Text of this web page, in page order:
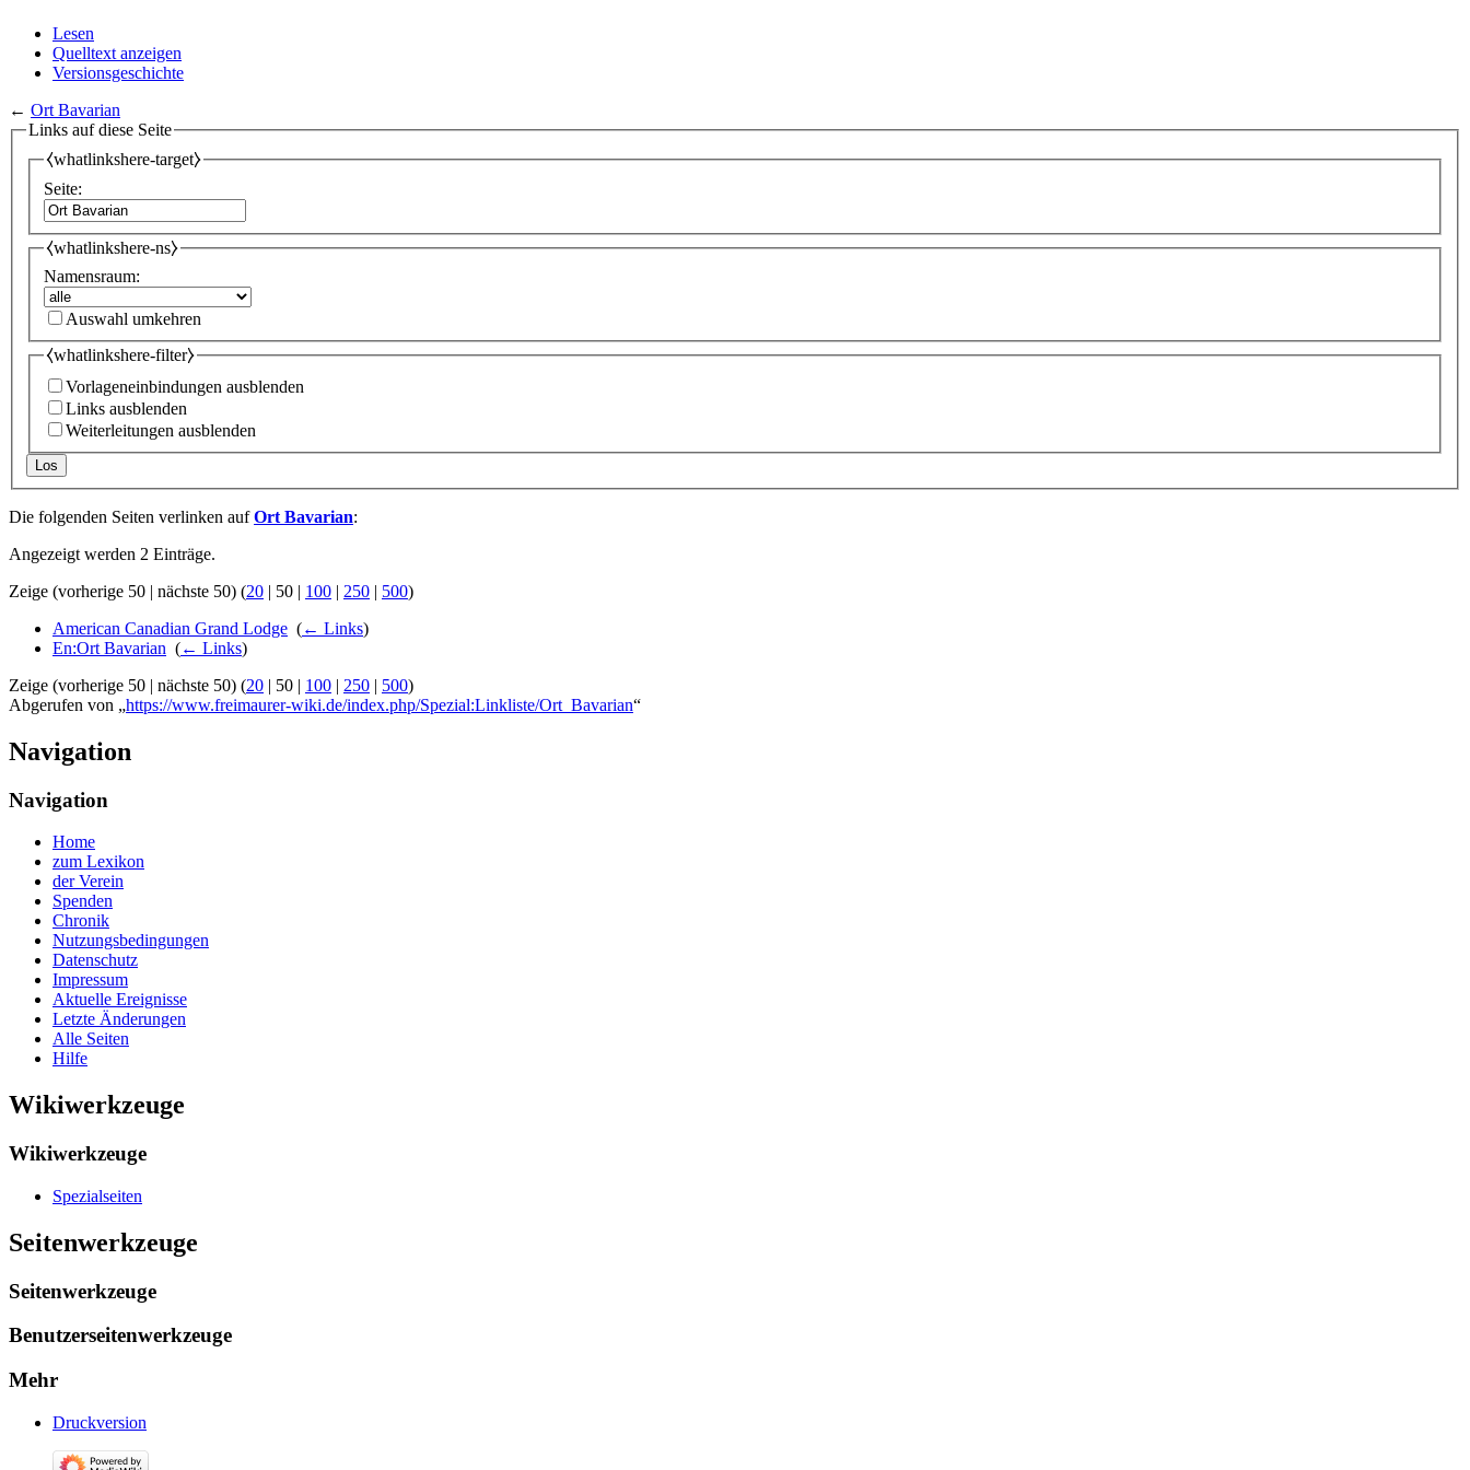
Lesen
Quelltext anzeigen
Versionsgeschichte
← Ort Bavarian
Links auf diese Seite
⧼whatlinkshere-target⧽
Seite:
⧼whatlinkshere-ns⧽
Namensraum:
Auswahl umkehren
⧼whatlinkshere-filter⧽
Vorlageneinbindungen ausblenden
Links ausblenden
Weiterleitungen ausblenden
Los
Die folgenden Seiten verlinken aufOrt Bavarian:
Angezeigt werden 2 Einträge.
Zeige (vorherige 50 | nächste 50) (20 | 50 | 100 | 250 | 500)
American Canadian Grand Lodge (← Links)
En:Ort Bavarian (← Links)
Zeige (vorherige 50 | nächste 50) (20 | 50 | 100 | 250 | 500)
Abgerufen von „https://www.freimaurer-wiki.de/index.php/Spezial:Linkliste/Ort_Bavarian“
Navigation
Navigation
Home
zum Lexikon
der Verein
Spenden
Chronik
Nutzungsbedingungen
Datenschutz
Impressum
Aktuelle Ereignisse
Letzte Änderungen
Alle Seiten
Hilfe
Wikiwerkzeuge
Wikiwerkzeuge
Spezialseiten
Seitenwerkzeuge
Seitenwerkzeuge
Benutzerseitenwerkzeuge
Mehr
Druckversion